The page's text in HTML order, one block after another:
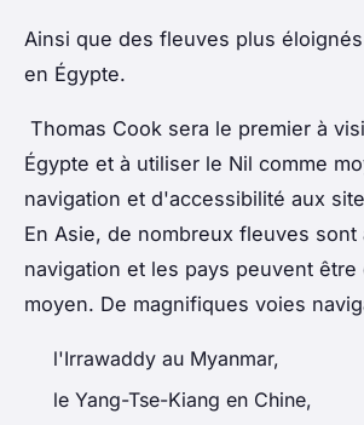
Ainsi que des fleuves plus
en Égypte.
Thomas Cook sera le premier à
Égypte et à utiliser le Nil comme
navigation et d'accessibilité aux
En Asie, de nombreux fleuves sont
navigation et les pays peuvent
moyen. De magnifiques voies
l'Irrawaddy au Myanmar,
le Yang-Tse-Kiang en Chine,